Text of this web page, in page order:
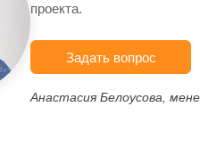
проекта.
Задать вопрос
Анастасия Белоусова,